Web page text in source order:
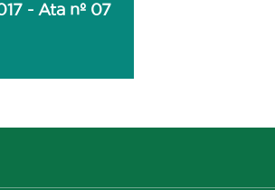
- Ata nº 07